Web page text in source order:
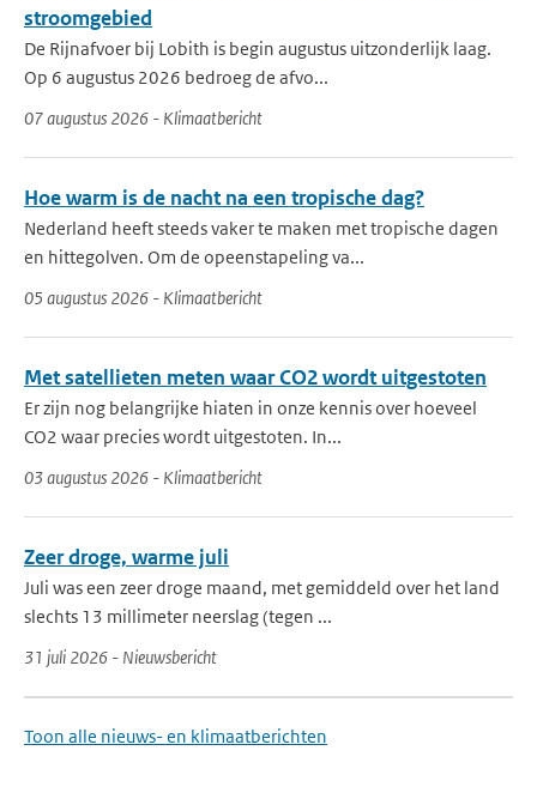
stroomgebied
De Rijnafvoer bij Lobith is begin augustus uitzonderlijk laag.
Op 6 augustus 2026 bedroeg de afvo...
07 augustus 2026 - Klimaatbericht
Hoe warm is de nacht na een tropische dag?
Nederland heeft steeds vaker te maken met tropische dagen
en hittegolven. Om de opeenstapeling va...
05 augustus 2026 - Klimaatbericht
Met satellieten meten waar CO2 wordt uitgestoten
Er zijn nog belangrijke hiaten in onze kennis over hoeveel
CO2 waar precies wordt uitgestoten. In...
03 augustus 2026 - Klimaatbericht
Zeer droge, warme juli
Juli was een zeer droge maand, met gemiddeld over het land
slechts 13 millimeter neerslag (tegen ...
31 juli 2026 - Nieuwsbericht
Toon alle nieuws- en klimaatberichten